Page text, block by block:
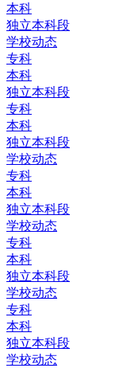
本科
独立本科段
学校动态
专科
本科
独立本科段
专科
本科
独立本科段
学校动态
专科
本科
独立本科段
学校动态
专科
本科
独立本科段
学校动态
专科
本科
独立本科段
学校动态